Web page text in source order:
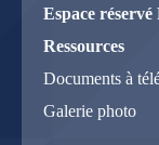
Espace
Ressources
Documents à
Galerie photo